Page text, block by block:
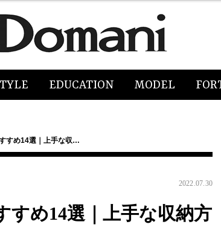
EDUCATION MODEL
すめ14選｜上手な収…
2022.07.30
すめ14選｜上手な収納方